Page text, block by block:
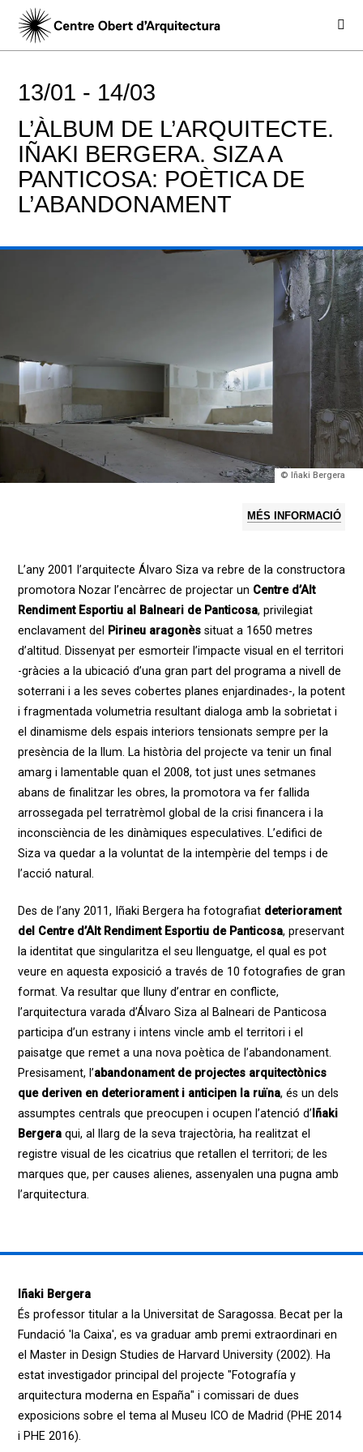
13/01 - 14/03
L’ÀLBUM DE L’ARQUITECTE.
IÑAKI BERGERA. SIZA A
PANTICOSA: POÈTICA DE
L’ABANDONAMENT
© Iñaki Bergera
MÉS INFORMACIÓ
L’any 2001 l’arquitecte Álvaro Siza va rebre de la constructora
promotora Nozar l’encàrrec de projectar un Centre d’Alt
Rendiment Esportiu al Balneari de Panticosa, privilegiat
enclavament del
Pirineu aragonèssituat a 1650 metres
d’altitud. Dissenyat per esmorteir l’impacte visual en el territori
-gràcies a la ubicació d’una gran part del programa a nivell de
soterrani i a les seves cobertes planes enjardinades-, la potent
i fragmentada volumetria resultant dialoga amb la sobrietat i
el dinamisme dels espais interiors tensionats sempre per la
presència de la llum. La història del projecte va tenir un final
amarg i lamentable quan el 2008, tot just unes setmanes
abans de finalitzar les obres, la promotora va fer fallida
arrossegada pel terratrèmol global de la crisi financera i la
inconsciència de les dinàmiques especulatives. L’edifici de
Siza va quedar a la voluntat de la intempèrie del temps i de
l’acció natural.
Des de l’any 2011, Iñaki Bergera ha fotografiat deteriorament
del Centre d’Alt Rendiment Esportiu de Panticosa, preservant
la identitat que singularitza el seu llenguatge, el qual es pot
veure en aquesta exposició a través de 10 fotografies de gran
format. Va resultar que lluny d’entrar en conflicte,
l’arquitectura varada d’Álvaro Siza al Balneari de Panticosa
participa d’un estrany i intens vincle amb el territori i el
paisatge que remet a una nova poètica de l’abandonament.
Presisament, l’abandonament de projectes arquitectònics
que deriven en deteriorament i anticipen la ruïna, és un dels
assumptes centrals que preocupen i ocupen l’atenció d’Iñaki
Bergera qui, al llarg de la seva trajectòria, ha realitzat el
registre visual de les cicatrius que retallen el territori; de les
marques que, per causes alienes, assenyalen una pugna amb
l’arquitectura.
Iñaki Bergera
És professor titular a la Universitat de Saragossa. Becat per la
Fundació 'la Caixa', es va graduar amb premi extraordinari en
el Master in Design Studies de Harvard University (2002). Ha
estat investigador principal del projecte "Fotografía y
arquitectura moderna en España" i comissari de dues
exposicions sobre el tema al Museu ICO de Madrid (PHE 2014
i PHE 2016).